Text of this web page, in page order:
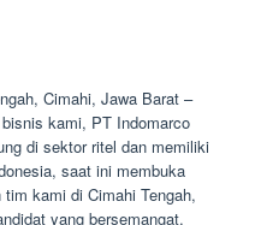
Cimahi, Jawa Barat –
kami, PT Indomarco
di sektor ritel dan memiliki
saat ini membuka
kami di Cimahi Tengah,
yang bersemangat,